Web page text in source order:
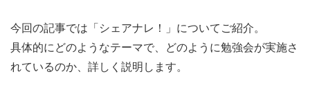
今回の記事では「シェアナレ！」についてご紹介。
具体的にどのようなテーマで、どのように勉強会が実施さ
れているのか、詳しく説明します。